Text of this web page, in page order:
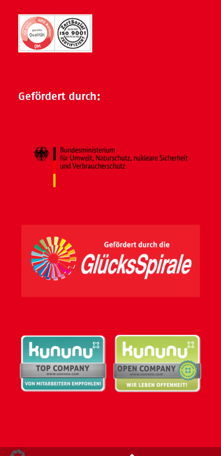
Gefördert durch: